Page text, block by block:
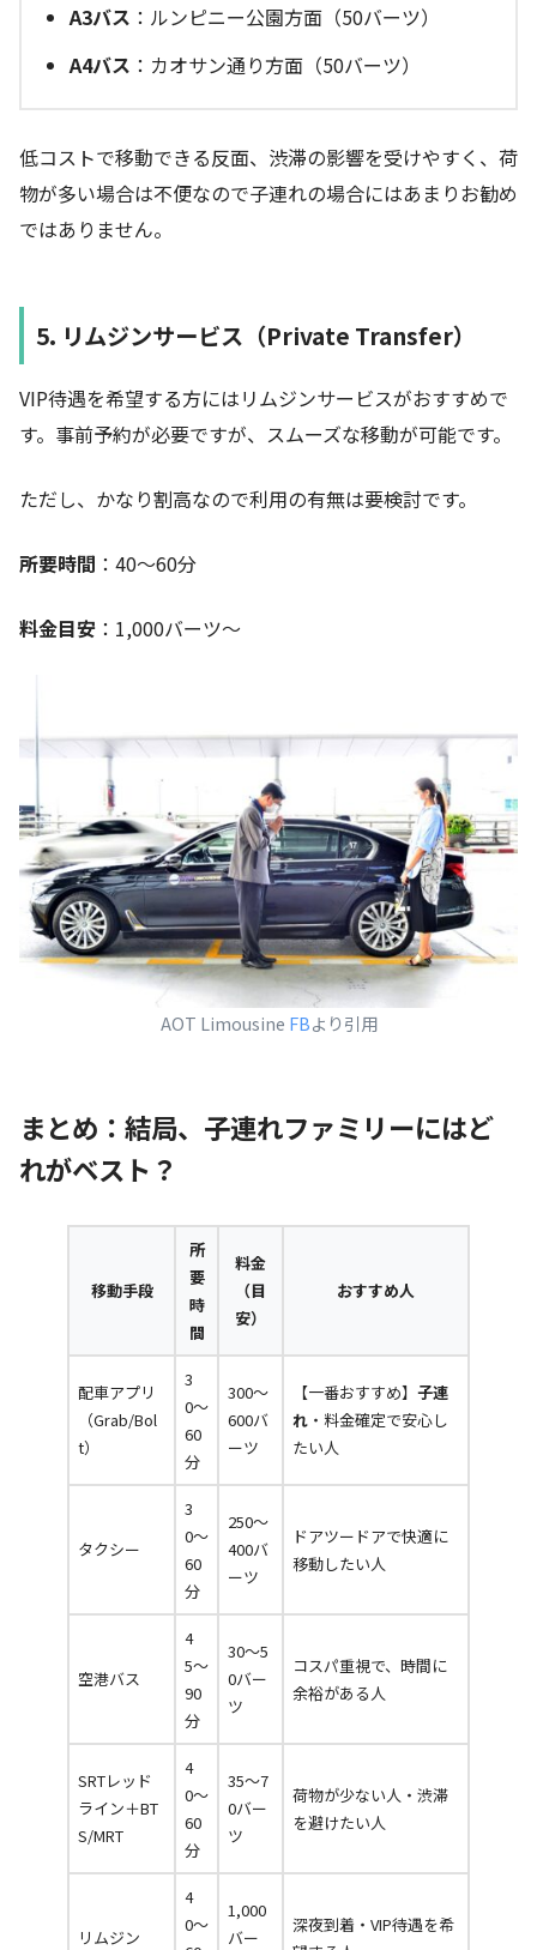
A3バス ：ルンピニー公園方面（50バーツ）
A4バス ：カオサン通り方面（50バーツ）
低コストで移動できる反面、渋滞の影響を受けやすく、荷
物が多い場合は不便なので子連れの場合にはあまりお勧め
ではありません。
5. リムジンサービス（Private Transfer）
VIP待遇を希望する方にはリムジンサービスがおすすめで
す。事前予約が必要ですが、スムーズな移動が可能です。
ただし、かなり割高なので利用の有無は要検討です。
所要時間 ：40〜60分
料金目安 ：1,000バーツ〜
AOT Limousine FBより引用
まとめ：結局、子連れファミリーにはど
れがベスト？
移動手段
所
要
時
間
料金
（目
安）
おすすめ人
配車アプリ
（Grab/Bol
t）
3
0〜
60
分
300〜
600バ
ーツ
【一番おすすめ】 子連
れ ・料金確定で安心し
たい人
タクシー
3
0〜
60
分
250〜
400バ
ーツ
ドアツードアで快適に
移動したい人
空港バス
4
5〜
90
分
30〜5
0バー
ツ
コスパ重視で、時間に
余裕がある人
SRTレッド
ライン＋BT
S/MRT
4
0〜
60
分
35〜7
0バー
ツ
荷物が少ない人・渋滞
を避けたい人
リムジン
4
0〜
1,000
バー
深夜到着・VIP待遇を希